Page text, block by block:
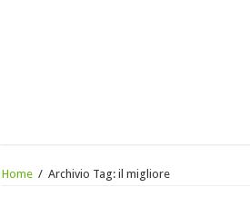
Home / Archivio Tag:il migliore